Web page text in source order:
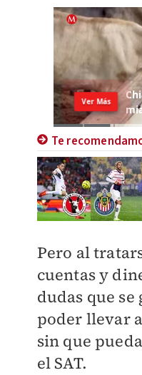
Te
Pero al
cuentas y
dudas que
poder llevar
sin que
el SAT.